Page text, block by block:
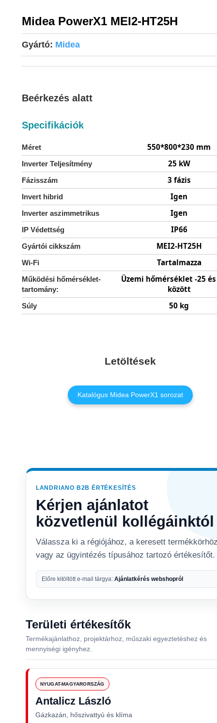
Midea PowerX1 MEI2-HT25H
Gyártó: Midea
Beérkezés alatt
Specifikációk
Méret 550*800*230 mm
Inverter Teljesítmény 25 kW
Fázisszám 3 fázis
Invert hibrid Igen
Inverter aszimmetrikus Igen
IP Védettség IP66
Gyártói cikkszám MEI2-HT25H
Wi-Fi Tartalmazza
Működési hőmérséklet-
tartomány:
Üzemi hőmérséklet -25 és
között
Súly 50 kg
Letöltések
Katalógus Midea PowerX1 sorozat
LANDRIANO B2B ÉRTÉKESÍTÉS
Kérjen ajánlatot
közvetlenül kollégáinktól
Válassza ki a régiójához, a keresett
vagy az ügyintézés típusához tartozó értékesítőt.
Előre kitöltött e-mail tárgya: Ajánlatkérés webshopról
Területi értékesítők
Termékajánlathoz, projektárhoz, műszaki egyeztetéshez és
mennyiségi igényhez.
NYUGAT-MAGYARORSZÁG
Antalicz László
Gázkazán, hőszivattyú és klíma